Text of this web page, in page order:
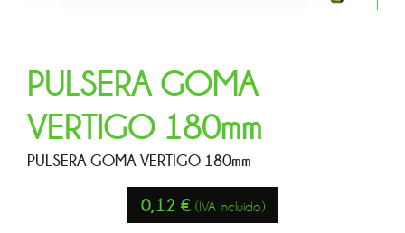
PULSERA GOMA
VERTIGO 180mm
PULSERA GOMA VERTIGO 180mm
0,12 € (IVA incluido)